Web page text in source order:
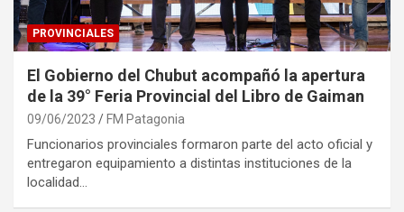
PROVINCIALES
El Gobierno del Chubut acompañó la apertura
de la 39° Feria Provincial del Libro de Gaiman
09/06/2023 FM Patagonia
Funcionarios provinciales formaron parte del acto oficial y
entregaron equipamiento a distintas instituciones de la
localidad…